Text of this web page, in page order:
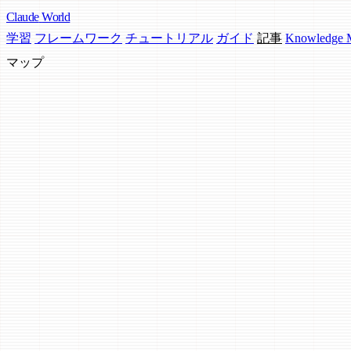
Claude World
学習 フレームワーク チュートリアル ガイド 記事 Knowledge
マップ